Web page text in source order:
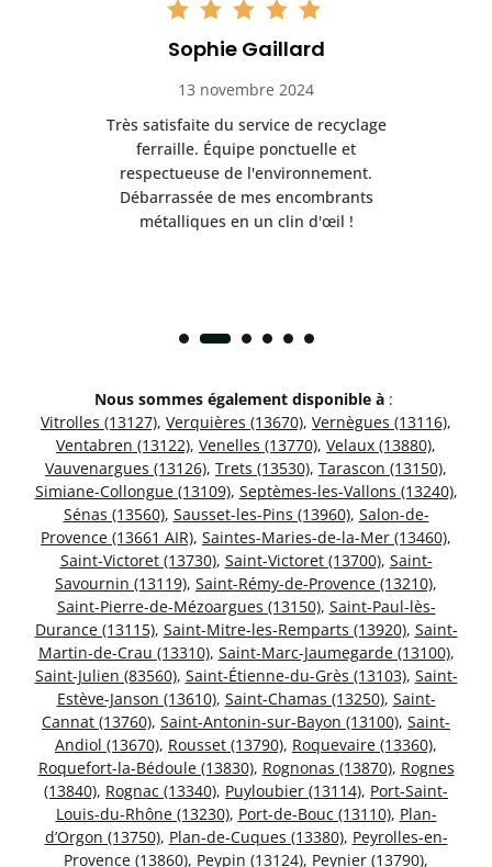
Sophie Gaillard
13 novembre 2024
Très satisfaite du service de recyclage
ferraille. Équipe ponctuelle et
respectueuse de l'environnement.
Débarrassée de mes encombrants
métalliques en un clin d'œil !
Nous sommes également disponible à :
Vitrolles (13127), Verquières (13670), Vernègues (13116),
Ventabren (13122), Venelles (13770), Velaux (13880),
Vauvenargues (13126), Trets (13530), Tarascon (13150),
Simiane-Collongue (13109), Septèmes-les-Vallons (13240),
Sénas (13560), Sausset-les-Pins (13960), Salon-de-
Provence (13661 AIR), Saintes-Maries-de-la-Mer (13460),
Saint-Victoret (13730), Saint-Victoret (13700), Saint-
Savournin (13119), Saint-Rémy-de-Provence (13210),
Saint-Pierre-de-Mézoargues (13150), Saint-Paul-lès-
Durance (13115), Saint-Mitre-les-Remparts (13920), Saint-
Martin-de-Crau (13310), Saint-Marc-Jaumegarde (13100),
Saint-Julien (83560), Saint-Étienne-du-Grès (13103), Saint-
Estève-Janson (13610), Saint-Chamas (13250), Saint-
Cannat (13760), Saint-Antonin-sur-Bayon (13100), Saint-
Andiol (13670), Rousset (13790), Roquevaire (13360),
Roquefort-la-Bédoule (13830), Rognonas (13870), Rognes
(13840), Rognac (13340), Puyloubier (13114), Port-Saint-
Louis-du-Rhône (13230), Port-de-Bouc (13110), Plan-
d’Orgon (13750), Plan-de-Cuques (13380), Peyrolles-en-
Provence (13860), Peypin (13124), Peynier (13790),